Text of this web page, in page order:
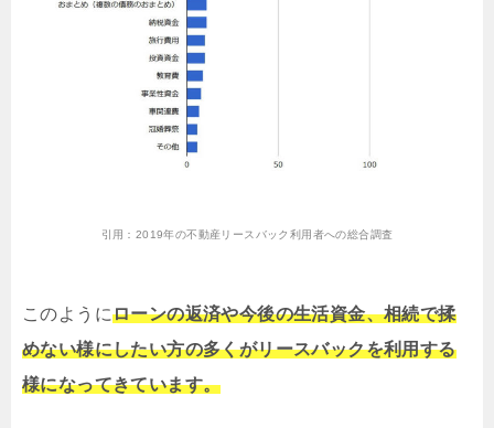
引用： 2019年の不動産リースバック利用者への総合調査
このようにローンの返済や今後の生活資金、相続で揉
めない様にしたい方の多くがリースバックを利用する
様になってきています。